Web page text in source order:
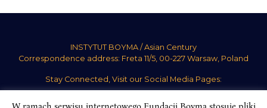
INSTYTUT BOYMA / Asian Century
Correspondence address: Freta 11/5, 00-227 Warsaw, Poland
Stay Connected, Visit our Social Media Pages:
W ramach serwisu internetowego Fundacji Boyma stosuje pliki